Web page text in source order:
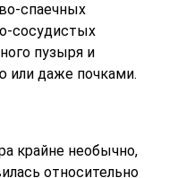
спаечных
сосудистых
пузыря и
или даже почками.
крайне необычно,
относительно